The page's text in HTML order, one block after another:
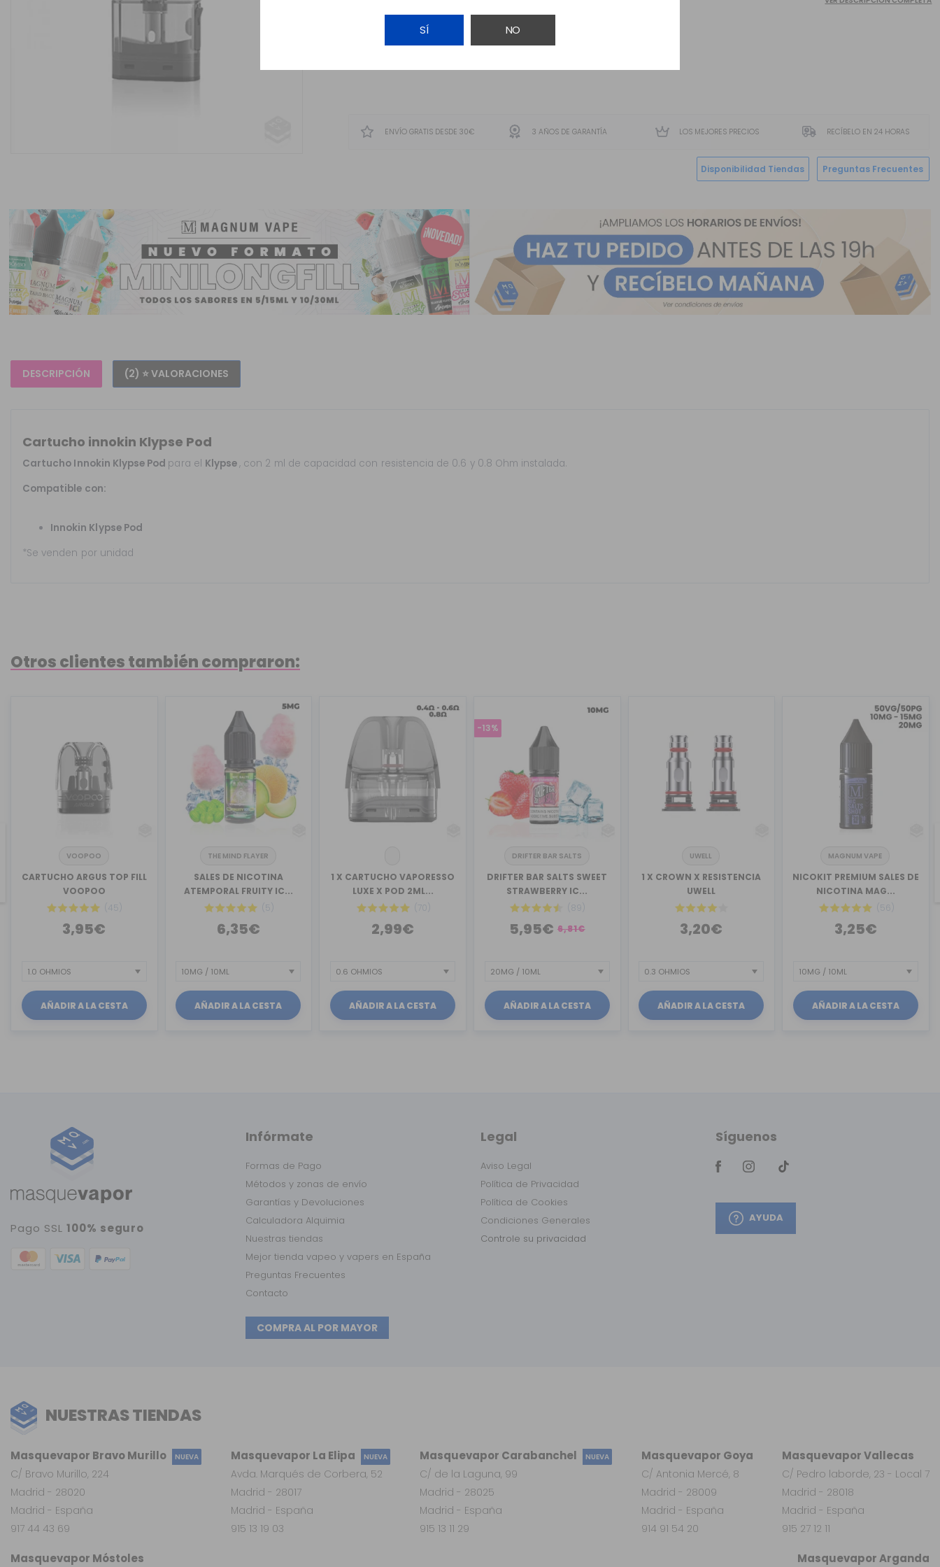
SÍ NO
ENVÍO GRATIS DESDE 30€ 3 AÑOS DE GARANTÍA LOS MEJORES PRECIOS RECÍBELO EN 24 HORAS
Disponibilidad Tiendas Preguntas Frecuentes
DESCRIPCIÓN (2) ⭐ VALORACIONES
Cartucho innokin Klypse Pod
Cartucho Innokin Klypse Pod para el Klypse, con 2 ml de capacidad con resistencia de 0.6 y 0.8 Ohm instalada.
Compatible con:
Innokin Klypse Pod
*Se venden por unidad
Otros clientes también compraron:
VOOPOO
CARTUCHO ARGUS TOP FILL
VOOPOO
(45)
3,95€
AÑADIR A LA CESTA
THE MIND FLAYER
SALES DE NICOTINA
ATEMPORAL FRUITY IC...
(5)
6,35€
AÑADIR A LA CESTA
1 X CARTUCHO VAPORESSO
LUXE X POD 2ML...
(70)
2,99€
AÑADIR A LA CESTA
-13%
DRIFTER BAR SALTS
DRIFTER BAR SALTS SWEET
STRAWBERRY IC...
(89)
5,95€ 6,81€
AÑADIR A LA CESTA
UWELL
1 X CROWN X RESISTENCIA
UWELL
3,20€
AÑADIR A LA CESTA
MAGNUM VAPE
NICOKIT PREMIUM SALES DE
NICOTINA MAG...
(56)
3,25€
AÑADIR A LA CESTA
Pago SSL 100% seguro
Infórmate
Formas de Pago
Métodos y zonas de envío
Garantías y Devoluciones
Calculadora Alquimia
Nuestras tiendas
Mejor tienda vapeo y vapers en España
Preguntas Frecuentes
Contacto
COMPRA AL POR MAYOR
Legal
Aviso Legal
Política de Privacidad
Política de Cookies
Condiciones Generales
Controle su privacidad
Síguenos
AYUDA
NUESTRAS TIENDAS
Masquevapor Arganda
Masquevapor Carabanchel NUEVA
C/ de la Laguna, 99
Madrid - 28025
Madrid - España
915 13 11 29
Masquevapor Vallecas
C/ Pedro laborde, 23 - Local 7
Madrid - 28018
Madrid - España
915 27 12 11
Masquevapor Móstoles
Masquevapor Goya
C/ Antonia Mercé, 8
Madrid - 28009
Madrid - España
914 91 54 20
Masquevapor La Elipa NUEVA
Avda. Marqués de Corbera, 52
Madrid - 28017
Madrid - España
915 13 19 03
Masquevapor Bravo Murillo NUEVA
C/ Bravo Murillo, 224
Madrid - 28020
Madrid - España
917 44 43 69